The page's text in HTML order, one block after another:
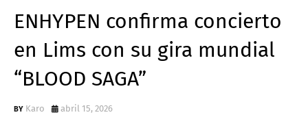
ENHYPEN confirma concierto
en Lims con su gira mundial
“BLOOD SAGA”
Karo abril 15, 2026